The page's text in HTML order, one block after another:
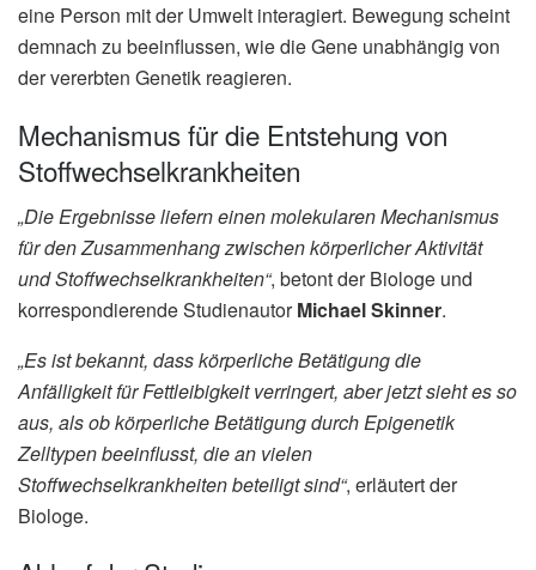
eine Person mit der Umwelt interagiert. Bewegung scheint
demnach zu beeinflussen, wie die Gene unabhängig von
der vererbten Genetik reagieren.
Mechanismus für die Entstehung von
Stoffwechselkrankheiten
„Die Ergebnisse liefern einen molekularen Mechanismus
für den Zusammenhang zwischen körperlicher Aktivität
und Stoffwechselkrankheiten“, betont der Biologe und
korrespondierende StudienautorMichael Skinner.
„Es ist bekannt, dass körperliche Betätigung die
Anfälligkeit für Fettleibigkeit verringert, aber jetzt sieht es so
aus, als ob körperliche Betätigung durch Epigenetik
Zelltypen beeinflusst, die an vielen
Stoffwechselkrankheiten beteiligt sind“, erläutert der
Biologe.